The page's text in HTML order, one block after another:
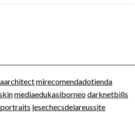
mirecomendadotienda
mediaedukasiborneodarknetbills
lesechecsdelareussite